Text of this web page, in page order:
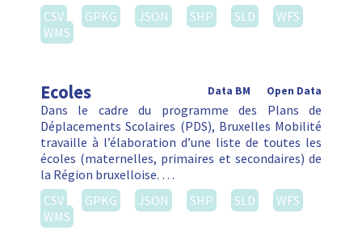
CSV
GPKG JSON SHP SLD
WFS
WMS
Ecoles Open Data
Data BM
Dans le cadre du programme des Plans de
Déplacements Scolaires (PDS), Bruxelles Mobilité
travaille à l’élaboration d’une liste de toutes les
écoles (maternelles, primaires et secondaires) de
la Région bruxelloise. …
CSV
GPKG JSON SHP SLD
WFS
WMS